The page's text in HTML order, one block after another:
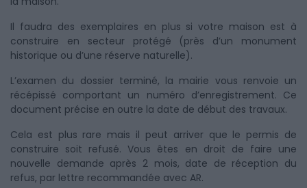
Il faudra des exemplaires en plus si votre maison est à
construire en secteur protégé (près d’un monument
historique ou d’une réserve naturelle).
L’examen du dossier terminé, la mairie vous renvoie un
récépissé comportant un numéro d’enregistrement. Ce
document précise en outre la date de début des travaux.
Cela est plus rare mais il peut arriver que le permis de
construire soit refusé. Vous êtes en droit de faire une
nouvelle demande après 2 mois, date de réception du
refus, par lettre recommandée avec AR.